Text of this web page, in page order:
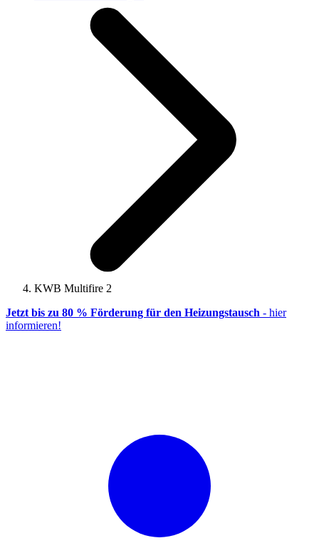
KWB Multifire 2
Jetzt bis zu 80 % Förderung für den Heizungstausch - hier
informieren!